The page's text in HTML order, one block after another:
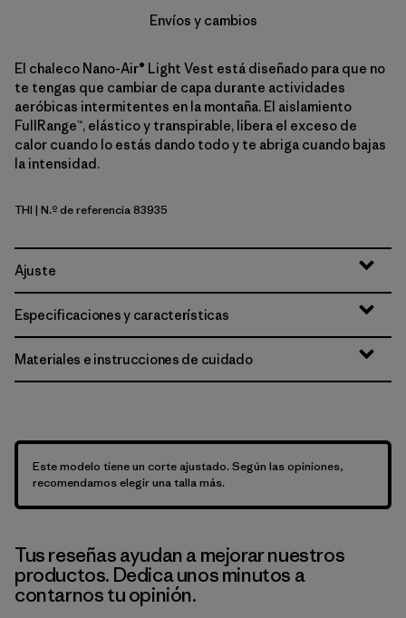
Envíos y cambios
El chaleco Nano-Air® Light Vest está diseñado para que no
te tengas que cambiar de capa durante actividades
aeróbicas intermitentes en la montaña. El aislamiento
FullRange™, elástico y transpirable, libera el exceso de
calor cuando lo estás dando todo y te abriga cuando bajas
la intensidad.
Thin Ice
THI | N.º de referencia 83935
Ajuste
Especificaciones y características
Materiales e instrucciones de cuidado
Este modelo tiene un corte ajustado. Según las opiniones,
recomendamos elegir una talla más.
Tus reseñas ayudan a mejorar nuestros
productos. Dedica unos minutos a
contarnos tu opinión.